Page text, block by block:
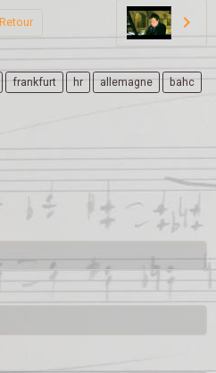
Retour
frankfurt hr allemagne bahc